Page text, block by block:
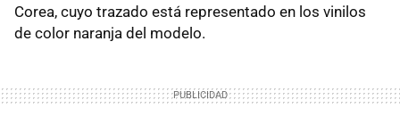
Corea, cuyo trazado está representado en los vinilos
de color naranja del modelo.